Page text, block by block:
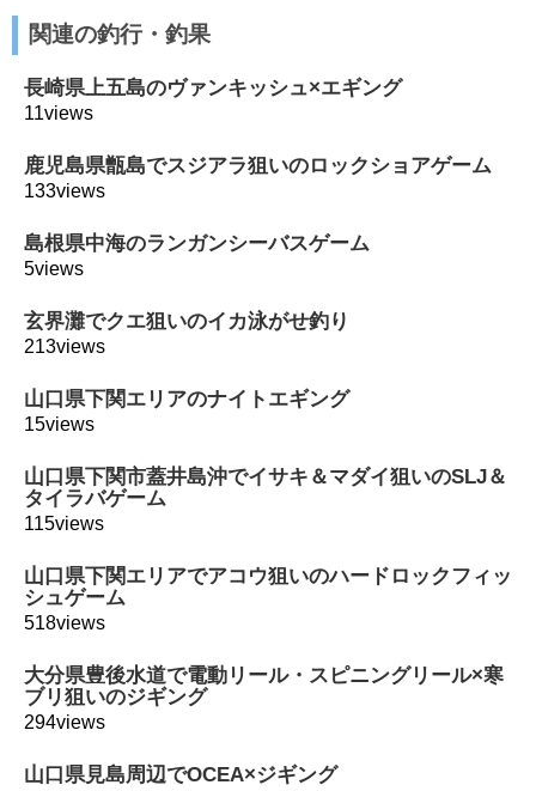
関連の釣行・釣果
長崎県上五島のヴァンキッシュ×エギング
11views
鹿児島県甑島でスジアラ狙いのロックショアゲーム
133views
島根県中海のランガンシーバスゲーム
5views
玄界灘でクエ狙いのイカ泳がせ釣り
213views
山口県下関エリアのナイトエギング
15views
山口県下関市蓋井島沖でイサキ＆マダイ狙いのSLJ＆
タイラバゲーム
115views
山口県下関エリアでアコウ狙いのハードロックフィッ
シュゲーム
518views
大分県豊後水道で電動リール・スピニングリール×寒
ブリ狙いのジギング
294views
山口県見島周辺でOCEA×ジギング